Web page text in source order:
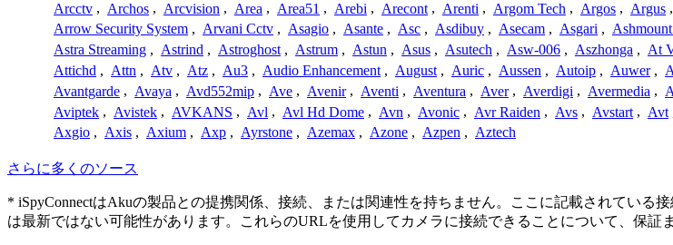
Arcctv , Archos , Arcvision , Area , Area51 , Arebi , Arecont , Arenti , Argom Tech , Argos , Argus ,
Arrow Security System , Arvani Cctv , Asagio , Asante , Asc , Asdibuy , Asecam , Asgari ,
Astra Streaming , Astrind , Astroghost , Astrum , Astun , Asus , Asutech , Asw-006 , Aszhonga , At
Attichd , Attn , Atv , Atz , Au3 , Audio Enhancement , August , Auric , Aussen , Autoip , Auwer ,
Avantgarde , Avaya , Avd552mip , Ave , Avenir , Aventi , Aventura , Aver , Averdigi , Avermedia ,
Aviptek , Avistek , AVKANS , Avl , Avl Hd Dome , Avn , Avonic , Avr Raiden , Avs , Avstart , Avt
Axgio , Axis , Axium , Axp , Ayrstone , Azemax , Azone , Azpen , Aztech
さらに多くのソース
* iSpyConnectはAkuの製品との提携関係、接続、または関連性を持ちません。ここに記載されてい
は最新ではない可能性があります。これらのURLを使用してカメラに接続できることについて、保証